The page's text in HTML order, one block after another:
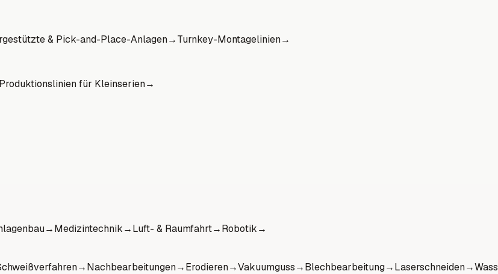
& Pick-and-Place-Anlagen→Turnkey-Montagelinien→
Produktionslinien für Kleinserien→
→Medizintechnik→Luft- & Raumfahrt→Robotik→
→Nachbearbeitungen→Erodieren→Vakuumguss→Blechbearbeitung→Laserschneiden→